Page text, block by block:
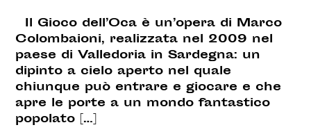
Il Gioco dell’Oca è un’opera di Marco
Colombaioni, realizzata nel 2009 nel
paese di Valledoria in Sardegna: un
dipinto a cielo aperto nel quale
chiunque può entrare e giocare e che
apre le porte a un mondo fantastico
popolato […]